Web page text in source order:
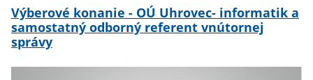
Výberové konanie - OÚ Uhrovec- informatik a
samostatný odborný referent vnútornej
správy